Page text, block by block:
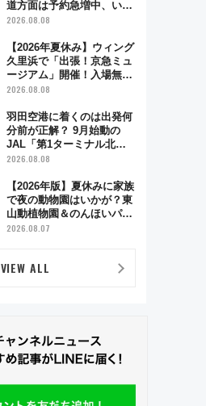
道方面は予約急増中、いま
から狙うべき日は？
2026.08.08
【2026年夏休み】ウィング
久里浜で「出張！京急ミュ
ージアム」開催！入場無料
でスタンプラリーや子ども
2026.08.08
羽田空港に着くのは出発何
分前が正解？ 9月始動の
JAL「第1ターミナル北側
サテライト」は徒歩1キロ
点まとめ
2026.08.08
【2026年版】夏休みに家族
で夜の動物園はいかが？東
山動植物園＆のんほいパー
ク「ナイトZOO」開催情報
2026.08.07
VIEW ALL